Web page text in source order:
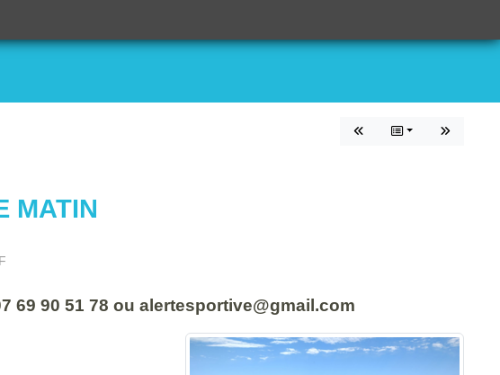
MATIN
69 90 51 78 ou alertesportive@gmail.com